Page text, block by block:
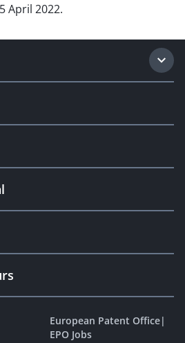
April 2022.
European Patent Office|
EPO Jobs